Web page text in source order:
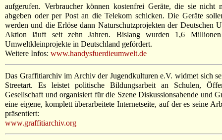
aufgerufen. Verbraucher können kostenfrei Geräte, die sie nicht
abgeben oder per Post an die Telekom schicken. Die Geräte
werden und die Erlöse dann Naturschutzprojekten der Deutschen
Aktion läuft seit zehn Jahren. Bislang wurden 1,6
Umweltkleinprojekte in Deutschland gefördert.
Weitere Infos: www.handysfuerdieumwelt.de
Das Graffitiarchiv im Archiv der Jugendkulturen e.V. widmet sich
Streetart. Es leistet politische Bildungsarbeit an Schulen,
Gesellschaft und organisiert für die Szene Diskussionsabende und
eine eigene, komplett überarbeitete Internetseite, auf der es seine
präsentiert:
www.graffitiarchiv.org